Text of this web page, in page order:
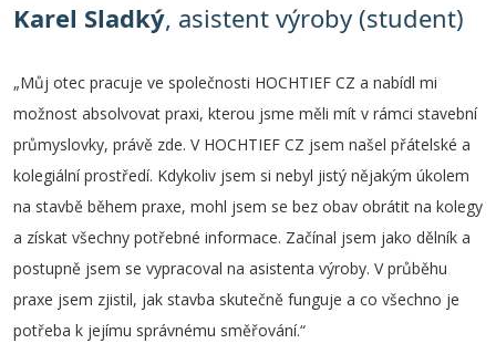
Karel Sladký, asistent výroby (student)
„Můj otec pracuje ve společnosti HOCHTIEF CZ a nabídl mi
možnost absolvovat praxi, kterou jsme měli mít v rámci stavební
průmyslovky, právě zde. V HOCHTIEF CZ jsem našel přátelské a
kolegiální prostředí. Kdykoliv jsem si nebyl jistý nějakým úkolem
na stavbě během praxe, mohl jsem se bez obav obrátit na kolegy
a získat všechny potřebné informace. Začínal jsem jako dělník a
postupně jsem se vypracoval na asistenta výroby. V průběhu
praxe jsem zjistil, jak stavba skutečně funguje a co všechno je
potřeba k jejímu správnému směřování.“